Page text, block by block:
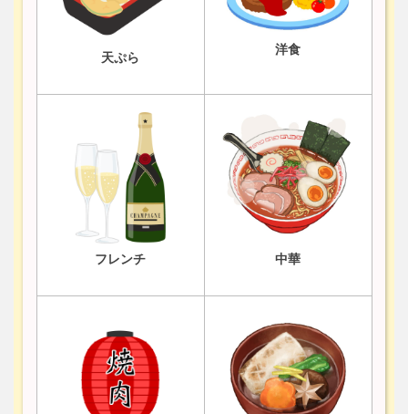
天ぷら
洋食
フレンチ 中華